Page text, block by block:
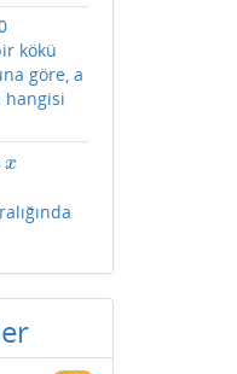
kökü
göre, a
hangisi
x
2